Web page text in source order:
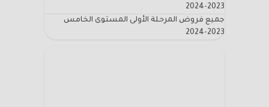
2023-2024
جميع فروض المرحلة الأولى المستوى الخامس
2023-2024